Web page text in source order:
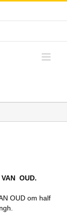
OUD.
OUD om half